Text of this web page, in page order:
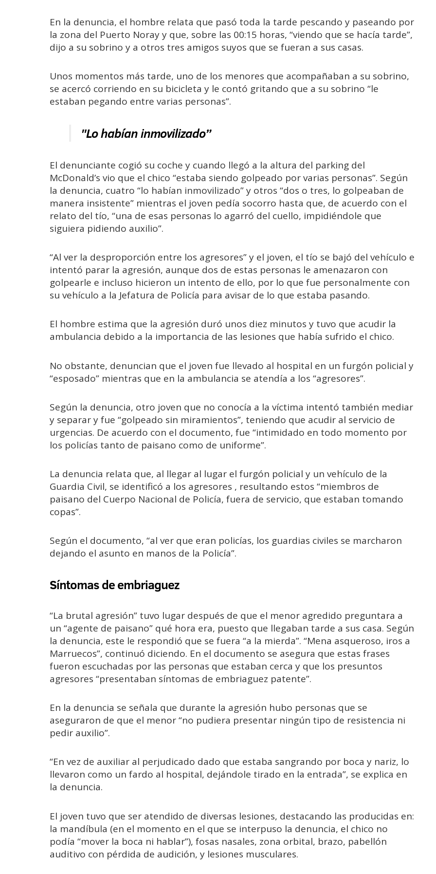
En la denuncia, el hombre relata que pasó toda la tarde pescando y paseando por
la zona del Puerto Noray y que, sobre las 00:15 horas, “viendo que se hacía tarde”,
dijo a su sobrino y a otros tres amigos suyos que se fueran a sus casas.
Unos momentos más tarde, uno de los menores que acompañaban a su sobrino,
se acercó corriendo en su bicicleta y le contó gritando que a su sobrino “le
estaban pegando entre varias personas”.
"Lo habían inmovilizado”
El denunciante cogió su coche y cuando llegó a la altura del parking del
McDonald’s vio que el chico “estaba siendo golpeado por varias personas”. Según
la denuncia, cuatro “lo habían inmovilizado” y otros “dos o tres, lo golpeaban de
manera insistente” mientras el joven pedía socorro hasta que, de acuerdo con el
relato del tío, “una de esas personas lo agarró del cuello, impidiéndole que
siguiera pidiendo auxilio”.
“Al ver la desproporción entre los agresores” y el joven, el tío se bajó del vehículo e
intentó parar la agresión, aunque dos de estas personas le amenazaron con
golpearle e incluso hicieron un intento de ello, por lo que fue personalmente con
su vehículo a la Jefatura de Policía para avisar de lo que estaba pasando.
El hombre estima que la agresión duró unos diez minutos y tuvo que acudir la
ambulancia debido a la importancia de las lesiones que había sufrido el chico.
No obstante, denuncian que el joven fue llevado al hospital en un furgón policial y
“esposado” mientras que en la ambulancia se atendía a los “agresores”.
Según la denuncia, otro joven que no conocía a la víctima intentó también mediar
y separar y fue “golpeado sin miramientos”, teniendo que acudir al servicio de
urgencias. De acuerdo con el documento, fue “intimidado en todo momento por
los policías tanto de paisano como de uniforme”.
La denuncia relata que, al llegar al lugar el furgón policial y un vehículo de la
Guardia Civil, se identificó a los agresores , resultando estos “miembros de
paisano del Cuerpo Nacional de Policía, fuera de servicio, que estaban tomando
copas”.
Según el documento, “al ver que eran policías, los guardias civiles se marcharon
dejando el asunto en manos de la Policía”.
Síntomas de embriaguez
“La brutal agresión” tuvo lugar después de que el menor agredido preguntara a
un “agente de paisano” qué hora era, puesto que llegaban tarde a sus casa. Según
la denuncia, este le respondió que se fuera “a la mierda”. “Mena asqueroso, iros a
Marruecos”, continuó diciendo. En el documento se asegura que estas frases
fueron escuchadas por las personas que estaban cerca y que los presuntos
agresores “presentaban síntomas de embriaguez patente”.
En la denuncia se señala que durante la agresión hubo personas que se
aseguraron de que el menor “no pudiera presentar ningún tipo de resistencia ni
pedir auxilio”.
“En vez de auxiliar al perjudicado dado que estaba sangrando por boca y nariz, lo
llevaron como un fardo al hospital, dejándole tirado en la entrada”, se explica en
la denuncia.
El joven tuvo que ser atendido de diversas lesiones, destacando las producidas en:
la mandíbula (en el momento en el que se interpuso la denuncia, el chico no
podía “mover la boca ni hablar”), fosas nasales, zona orbital, brazo, pabellón
auditivo con pérdida de audición, y lesiones musculares.